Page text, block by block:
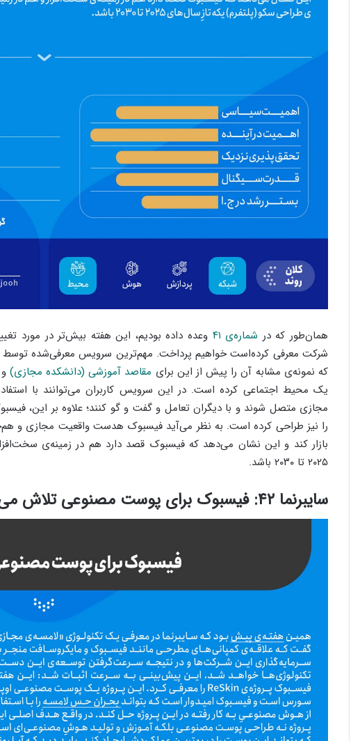
همان‌طور که در شماره‌ی ۴۱
وعده داده بودیم، این هفته بیش‌تر در مورد
شرکت معرفی کرده‌است خواهیم پرداخت. مهم‌ترین سرویس معرفی‌شده
که نمونه‌ی مشابه آن را پیش از این برای مقاصد آموزشی (دانشکده مجازی)
یک محیط اجتماعی کرده است. در این سرویس کاربران می‌توانند با
مجازی متصل شوند و با دیگران تعامل و گفت و گو کنند؛ علاوه بر این،
را نیز طراحی کرده است. به نظر می‌آید فیسبوک هدست واقعیت مجازی و
بازار کند و این نشان می‌دهد که فیسبوک قصد دارد هم در زمینه‌ی
۲۰۲۵ تا ۲۰۳۰ باشد.
سایبرنما ۴۲: فیسبوک برای پوست مصنوعی تلاش می‌کند